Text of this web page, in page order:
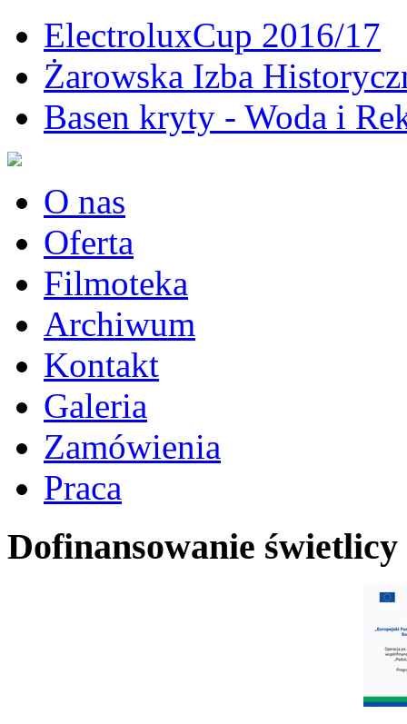
ElectroluxCup 2016/17
Żarowska Izba
Basen kryty - Woda i
O nas
Oferta
Filmoteka
Archiwum
Kontakt
Galeria
Zamówienia
Praca
Dofinansowanie świetlicy